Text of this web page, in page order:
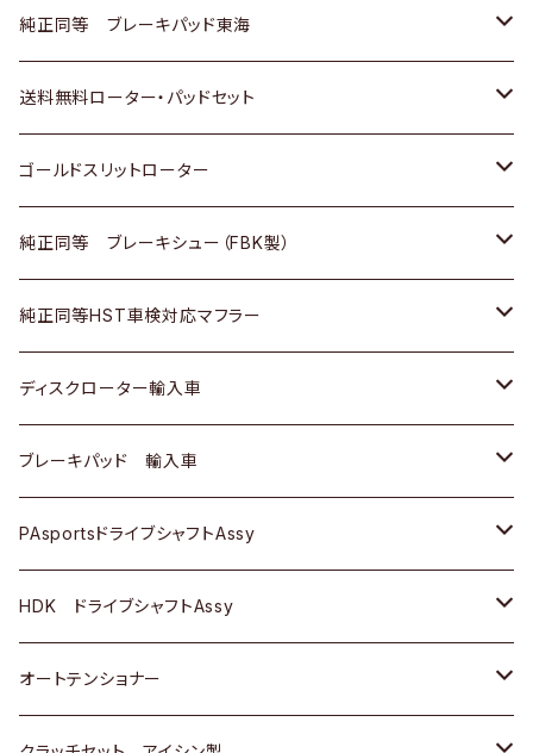
スバル
日野
三菱ふそう
ＢＭＷ
三菱
日野
三菱ふそう
日野
三菱ふそう
その他
マツダ
三菱
スバル
いすゞ
ダイハツ
マツダ
三菱
スバル
ダイハツ
マツダ
三菱
スズキ
日産
ダイハツ
マツダ
三菱
スバル
ホンダ
スズキ
日産
いすゞ
ダイハツ
マツダ
三菱
スバル
ＢＥＮＺ
トヨタ
ホンダ
スズキ
日産
ダイハツ
マツダ
三菱
スバル
純正同等 ブレーキパッド東海
トヨタ
ホンダ
日産
いすゞ
ダイハツ
マツダ
三菱
スバル
送料無料ローター・パッドセット
トヨタ
ホンダ
スズキ
日産
ダイハツ
マツダ
三菱
スバル
ゴールドスリットローター
トヨタ
ホンダ
スズキ
日産
ダイハツ
マツダ
三菱
純正同等 ブレーキシュー（FBK製）
ホンダ
スズキ
日産
ダイハツ
マツダ
三菱
純正同等HST車検対応マフラー
トヨタ
ホンダ
スズキ
日産
いすゞ
ディスクローター輸入車
ＡＵＤＩ
ＢＥＮＺ
ＢＭＷ
GOLF
ブレーキパッド 輸入車
ＢＥＮＺ
ＢＭＷ
ＷＡＧＥＮ
PAsportsドライブシャフトAssy
トヨタ
ホンダ
HDK ドライブシャフトAssy
スズキ
オートテンショナー